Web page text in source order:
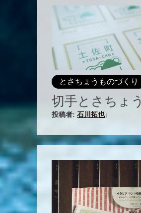
とさちょうものづくり
切手とさちょう
投稿者: 石川拓也|